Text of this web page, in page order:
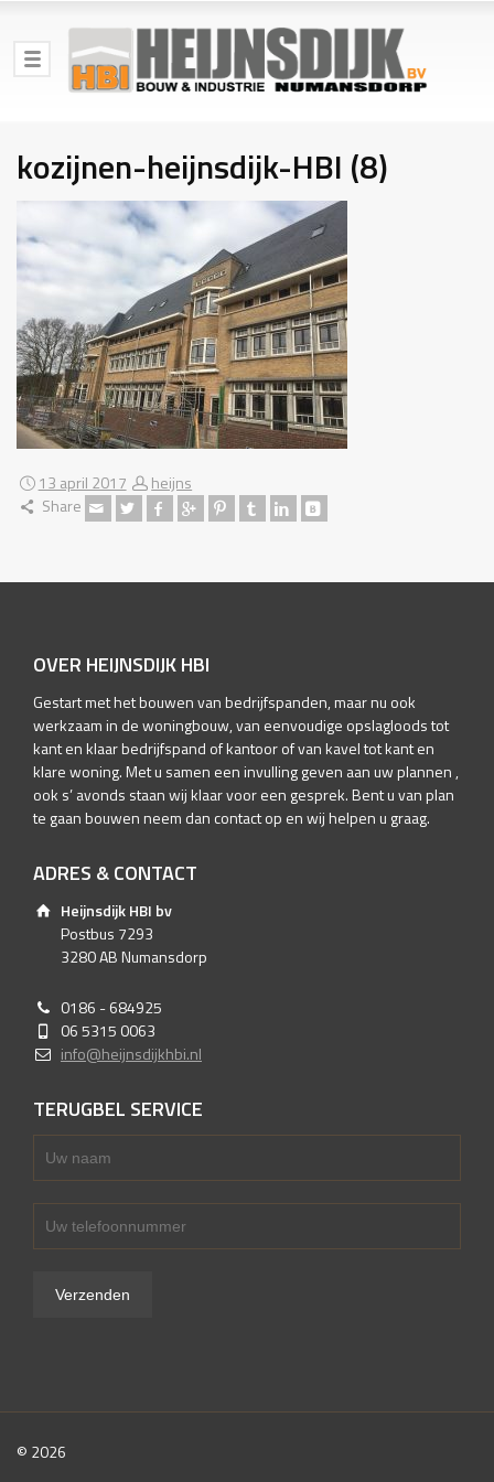
kozijnen-heijnsdijk-HBI (8)
13 april 2017
heijns
Share
OVER HEIJNSDIJK HBI
Gestart met het bouwen van bedrijfspanden, maar nu ook
werkzaam in de woningbouw, van eenvoudige opslagloods tot
kant en klaar bedrijfspand of kantoor of van kavel tot kant en
klare woning. Met u samen een invulling geven aan uw plannen ,
ook s’ avonds staan wij klaar voor een gesprek. Bent u van plan
te gaan bouwen neem dan contact op en wij helpen u graag.
ADRES & CONTACT
Heijnsdijk HBI bv
Postbus 7293
3280 AB Numansdorp
0186 - 684925
06 5315 0063
info@heijnsdijkhbi.nl
TERUGBEL SERVICE
© 2026